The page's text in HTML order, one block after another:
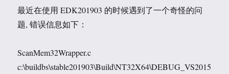
最近在使用 EDK201903 的时候遇到了一个奇怪的问
题, 错误信息如下：
ScanMem32Wrapper.c
c:\buildbs\stable201903\Build\NT32X64\DEBUG_VS2015